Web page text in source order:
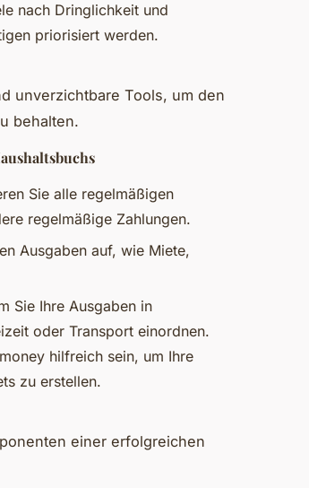
nach Dringlichkeit und
priorisiert werden.
unverzichtbare Tools, um den
behalten.
Sie alle regelmäßigen
regelmäßige Zahlungen.
Ausgaben auf, wie Miete,
Sie Ihre Ausgaben in
oder Transport einordnen.
hilfreich sein, um Ihre
zu erstellen.
einer erfolgreichen